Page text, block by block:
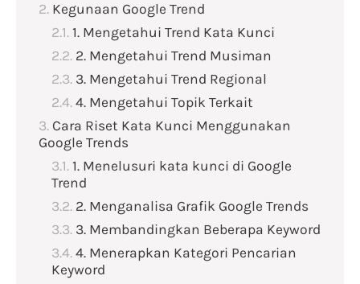
Kegunaan Google Trend
1. Mengetahui Trend Kata Kunci
2. Mengetahui Trend Musiman
3. Mengetahui Trend Regional
4. Mengetahui Topik Terkait
Cara Riset Kata Kunci Menggunakan
Google Trends
1. Menelusuri kata kunci di Google
Trend
2. Menganalisa Grafik Google Trends
3. Membandingkan Beberapa Keyword
4. Menerapkan Kategori Pencarian
Keyword